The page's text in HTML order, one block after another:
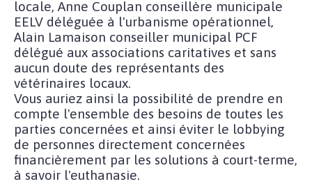
locale, Anne Couplan conseillère municipale
EELV déléguée à l'urbanisme opérationnel,
Alain Lamaison conseiller municipal PCF
délégué aux associations caritatives et sans
aucun doute des représentants des
vétérinaires locaux.
Vous auriez ainsi la possibilité de prendre en
compte l'ensemble des besoins de toutes les
parties concernées et ainsi éviter le lobbying
de personnes directement concernées
financièrement par les solutions à court-terme,
à savoir l'euthanasie.